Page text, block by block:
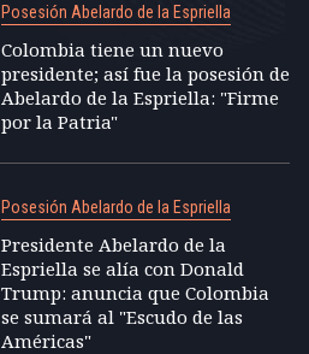
Posesión Abelardo de la Espriella
Colombia tiene un nuevo
presidente; así fue la posesión de
Abelardo de la Espriella: "Firme
por la Patria"
Posesión Abelardo de la Espriella
Presidente Abelardo de la
Espriella se alía con Donald
Trump: anuncia que Colombia
se sumará al "Escudo de las
Américas"